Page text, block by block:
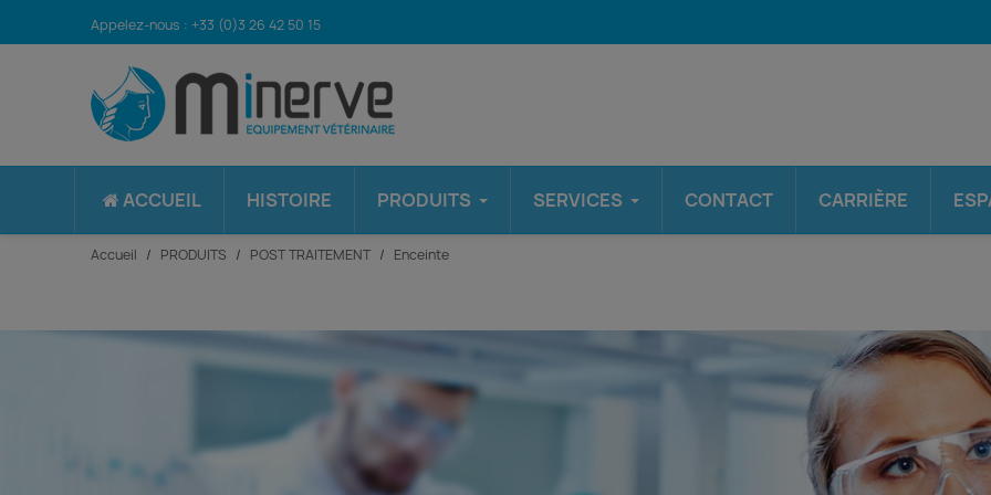
Appelez-nous :+33 (0)3 26 42 50 15
ACCUEIL HISTOIRE PRODUITS SERVICES CONTACT CARRIÈRE
Accueil PRODUITS POST TRAITEMENT Enceinte